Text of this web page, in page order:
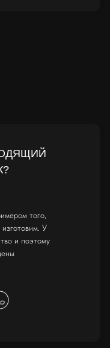
того,
У
и поэтому